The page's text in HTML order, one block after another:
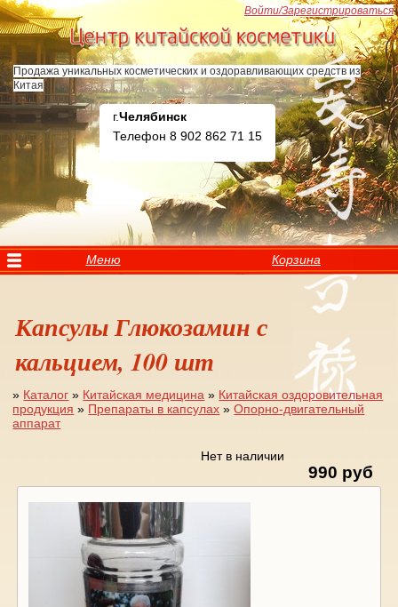
Перейти к основному содержанию
Продажа уникальных косметических и оздоравливающих средств из
Китая
г.Челябинск
Телефон 8 902 862 71 15
Меню Корзина
Капсулы Глюкозамин с
кальцием, 100 шт
Вы здесь
» Каталог » Китайская медицина » Китайская оздоровительная
продукция » Препараты в капсулах »Опорно-двигательный
аппарат
Нет в наличии
990 руб
Войти/Зарегистрироваться